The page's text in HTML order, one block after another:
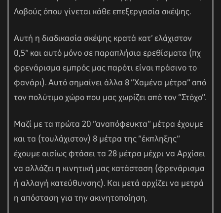
Λοβούς όπου γίνεται κάθε επεξεργασία σκέψης.
Αυτή η διαδικασία σκέψης κρατά κατ’ ελάχιστον
0,5″ και αυτό μόνο σε παραπλήσια ερεθίσματα (πχ
φρενάρισμα εμπρός μας παρότι είναι πράσινο το
φανάρι). Αυτό σημαίνει άλλα 8 “Χαμένα μέτρα” από
τον πολύτιμο χώρο που μας χωρίζει από τον “Στόχο”.
Μαζί με τα πρώτα 20 “αναπόφευκτα” μέτρα έχουμε
και τα (τουλάχιστον) 8 μέτρα της “έκπληξης”
έχουμε αισίως φτάσει τα 28 μέτρα μέχρι να Αρχίσει
να αλλάζει η κινητική μας κατάσταση (φρενάρισμα
ή αλλαγή κατεύθυνσης). Και μετά αρχίζει να μετρά
η απόσταση για την ακινητοποίηση.